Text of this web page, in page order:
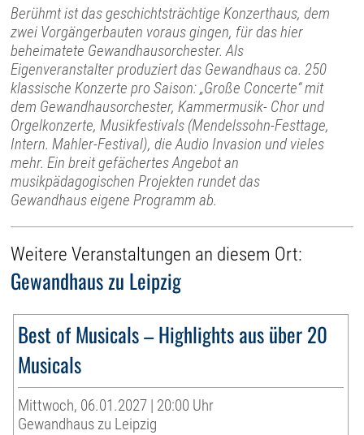
Berühmt ist das geschichtsträchtige Konzerthaus, dem
zwei Vorgängerbauten voraus gingen, für das hier
beheimatete Gewandhausorchester. Als
Eigenveranstalter produziert das Gewandhaus ca. 250
klassische Konzerte pro Saison: „Große Concerte“ mit
dem Gewandhausorchester, Kammermusik- Chor und
Orgelkonzerte, Musikfestivals (Mendelssohn-Festtage,
Intern. Mahler-Festival), die Audio Invasion und vieles
mehr. Ein breit gefächertes Angebot an
musikpädagogischen Projekten rundet das
Gewandhaus eigene Programm ab.
Weitere Veranstaltungen an diesem Ort:
Gewandhaus zu Leipzig
Best of Musicals – Highlights aus über 20
Musicals
Mittwoch, 06.01.2027 | 20:00 Uhr
Gewandhaus zu Leipzig